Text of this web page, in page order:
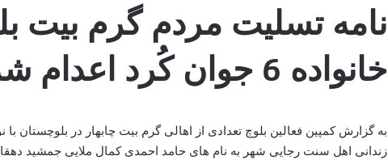
نامه تسلیت مردم گرم بیت
خانواده 6 جوان کُرد اعدام شده اهل سنت
زندانی اهل سنت رجایی شهر به نام های حامد احمدی کمال ملایی جمشید